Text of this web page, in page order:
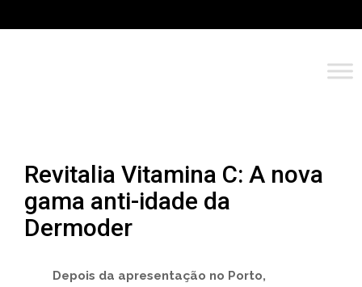
Revitalia Vitamina C: A nova
gama anti-idade da
Dermoder
Depois da apresentação no Porto,